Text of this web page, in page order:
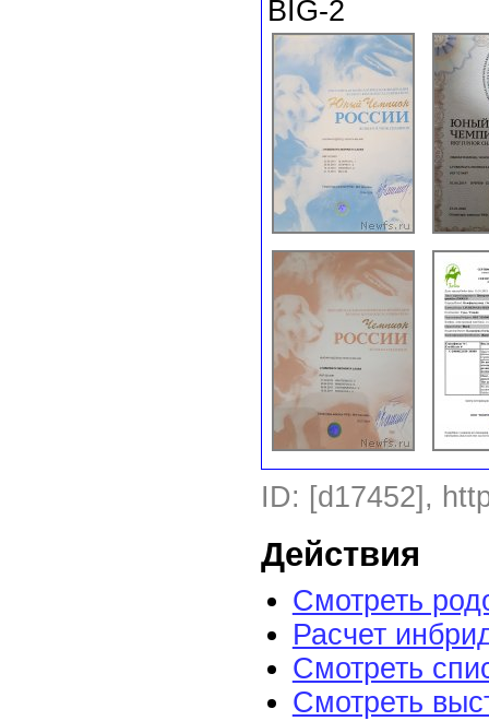
BIG-2
ID: [d17452],
Действия
Смотреть
Расчет
Смотреть
Смотреть